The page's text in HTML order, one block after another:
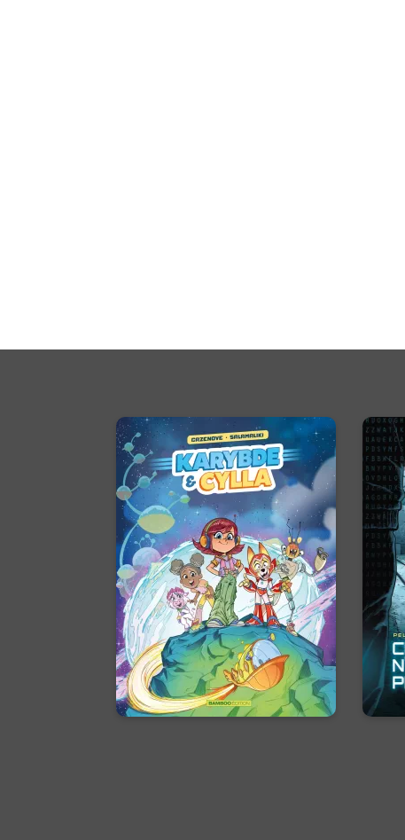
Karybde et Cylla
Tome 01
Date de parution :
25/02/2026
L’aventure a deux nouveaux
héros !
En voir +